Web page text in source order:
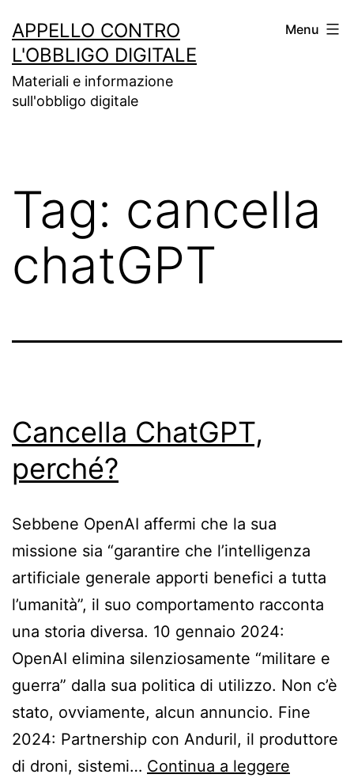
contenuto
APPELLO CONTRO
L'OBBLIGO DIGITALE
Materiali e informazione
sull'obbligo digitale
Menu
Tag: cancella
chatGPT
Cancella ChatGPT,
perché?
Sebbene OpenAI affermi che la sua
missione sia “garantire che l’intelligenza
artificiale generale apporti benefici a tutta
l’umanità”, il suo comportamento racconta
una storia diversa. 10 gennaio 2024:
OpenAI elimina silenziosamente “militare e
guerra” dalla sua politica di utilizzo. Non c’è
stato, ovviamente, alcun annuncio. Fine
2024: Partnership con Anduril, il produttore
di droni, sistemi… Continua a leggere